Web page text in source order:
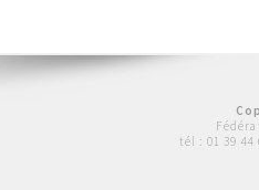
tél : 01 39 44